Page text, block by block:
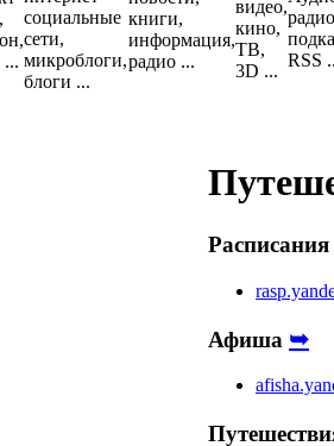
Расписания
Афиша ➥